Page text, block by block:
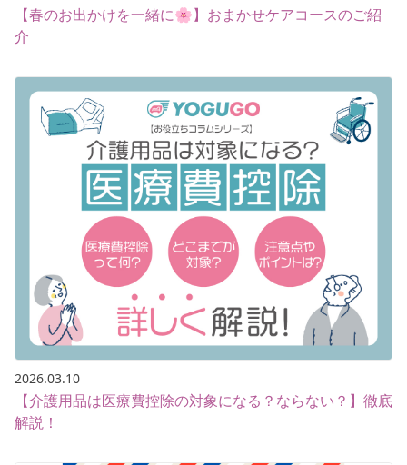
【春のお出かけを一緒に🌸】おまかせケアコースのご紹
介
2026.03.10
【介護用品は医療費控除の対象になる？ならない？】徹底
解説！